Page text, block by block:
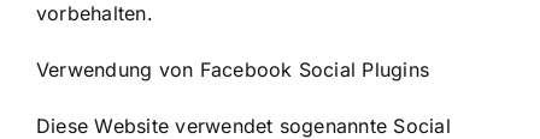
vorbehalten.
Verwendung von Facebook Social Plugins
Diese Website verwendet sogenannte Social